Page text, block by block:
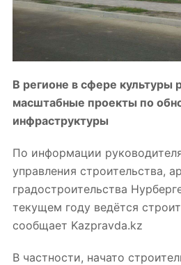
В регионе в сфере культуры
масштабные проекты по
инфраструктуры
По информации
управления строительства,
градостроительства
текущем году ведётся
сообщает Kazpravda.kz
В частности, начато